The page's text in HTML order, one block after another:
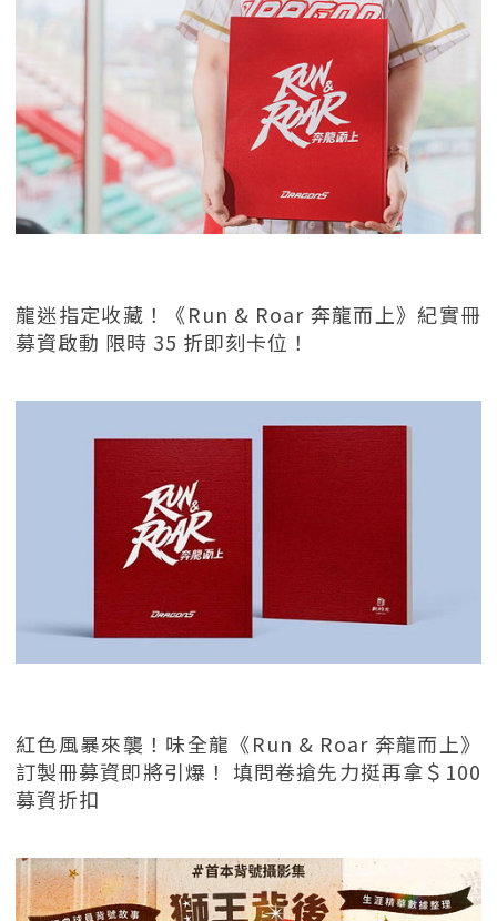
龍迷指定收藏！《Run & Roar 奔龍而上》紀實冊
募資啟動 限時 35 折即刻卡位！
紅色風暴來襲！味全龍《Run & Roar 奔龍而上》
訂製冊募資即將引爆！ 填問卷搶先力挺再拿＄100
募資折扣